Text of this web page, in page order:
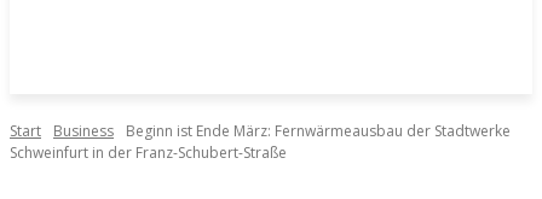
Start Business
Beginn ist Ende März: Fernwärmeausbau der Stadtwerke
Schweinfurt in der Franz-Schubert-Straße